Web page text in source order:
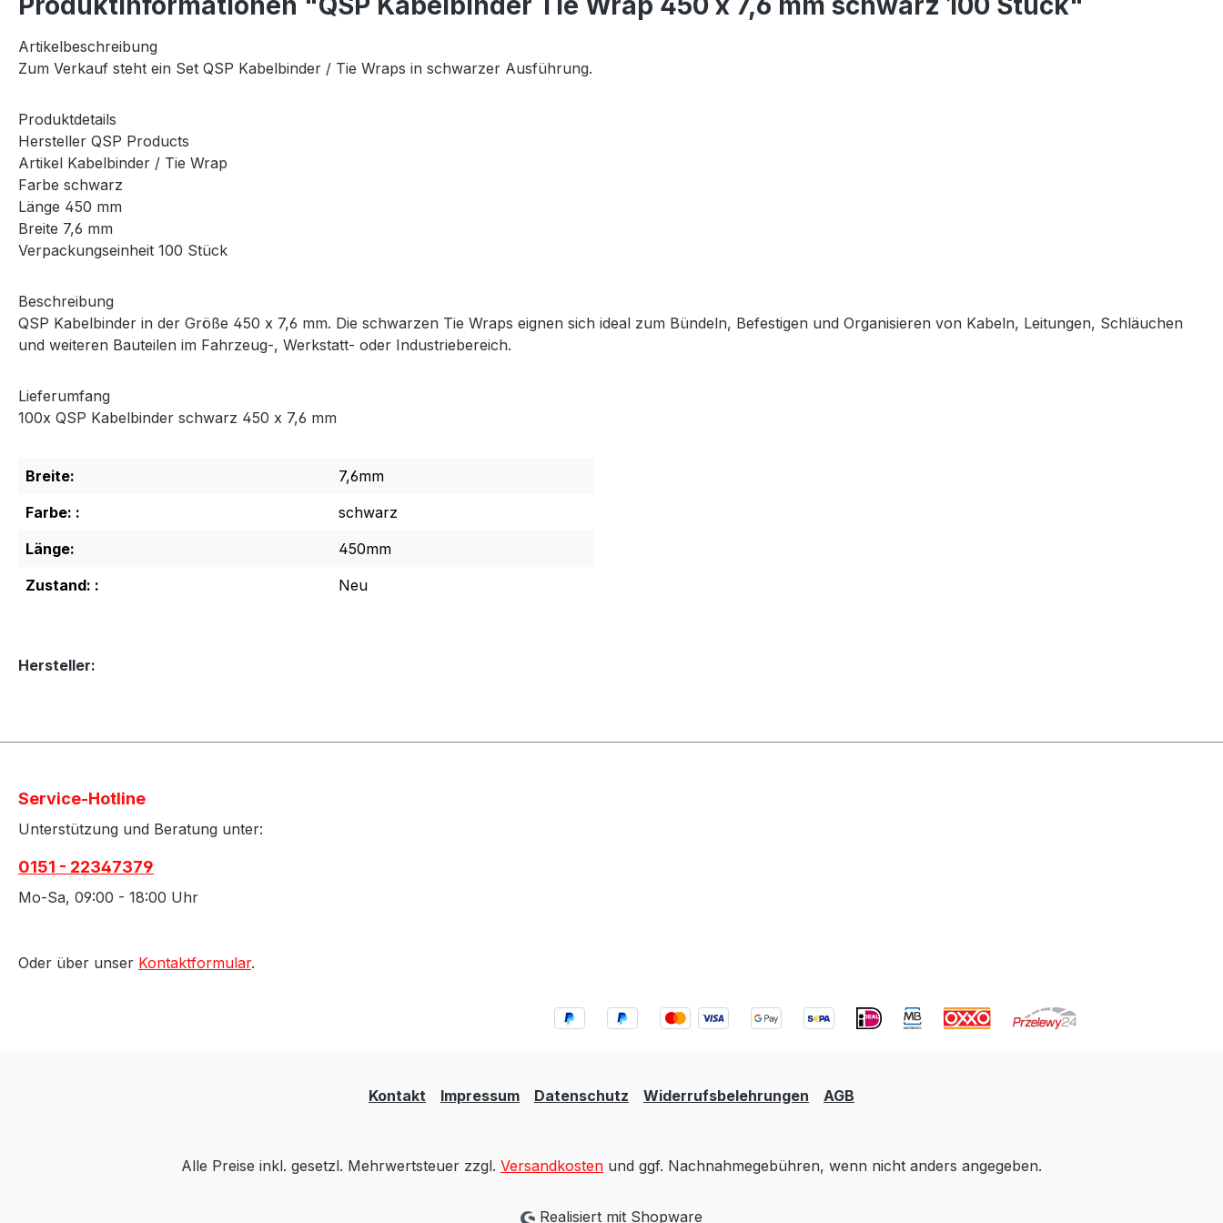
Artikelbeschreibung
Zum Verkauf steht ein Set QSP Kabelbinder / Tie Wraps in schwarzer Ausführung.
Produktdetails
Hersteller QSP Products
Artikel Kabelbinder / Tie Wrap
Farbe schwarz
Länge 450 mm
Breite 7,6 mm
Verpackungseinheit 100 Stück
Beschreibung
QSP Kabelbinder in der Größe 450 x 7,6 mm. Die schwarzen Tie Wraps eignen sich ideal zum Bündeln, Befestigen und Organisieren von Kabeln, Leitungen, Schläuchen
und weiteren Bauteilen im Fahrzeug-, Werkstatt- oder Industriebereich.
Lieferumfang
100x QSP Kabelbinder schwarz 450 x 7,6 mm
Breite:
7,6mm
Farbe: :
schwarz
Länge:
450mm
Zustand: :
Neu
Hersteller:
Service-Hotline
Unterstützung und Beratung unter:
0151 - 22347379
Mo-Sa, 09:00 - 18:00 Uhr
Oder über unser Kontaktformular.
Kontakt Impressum Datenschutz Widerrufsbelehrungen AGB
Alle Preise inkl. gesetzl. Mehrwertsteuer zzgl. Versandkosten und ggf. Nachnahmegebühren, wenn nicht anders angegeben.
Realisiert mit Shopware